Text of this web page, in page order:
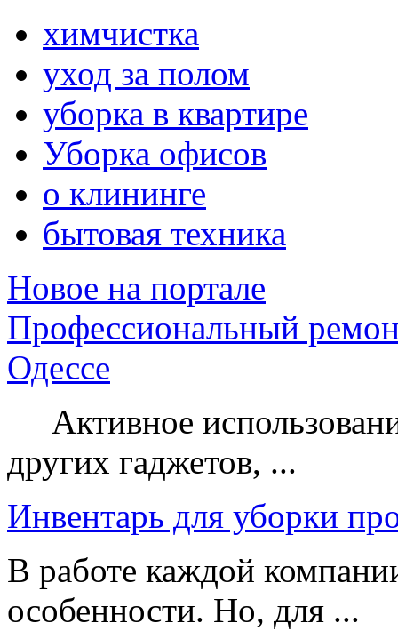
химчистка
уход за полом
уборка в квартире
Уборка офисов
о клининге
бытовая техника
Новое на портале
Профессиональный
Одессе
Активное
других гаджетов, ...
Инвентарь для уборки
В работе каждой
особенности. Но, для ...